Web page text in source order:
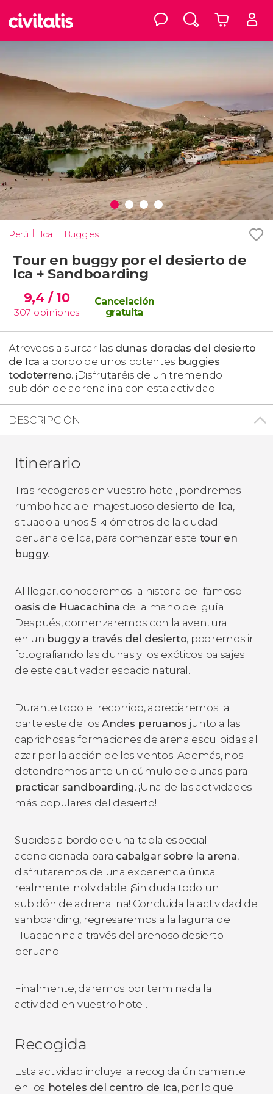
Perú Ica Buggies
Tour en buggy por el desierto de
Ica + Sandboarding
9,4 / 10
307 opiniones
Cancelación
gratuita
Atreveos a surcar las dunas doradas del desierto
de Ica a bordo de unos potentes buggies
todoterreno. ¡Disfrutaréis de un tremendo
subidón de adrenalina con esta actividad!
DESCRIPCIÓN
Itinerario
Tras recogeros en vuestro hotel, pondremos
rumbo hacia el majestuoso desierto de Ica,
situado a unos 5 kilómetros de la ciudad
peruana de Ica, para comenzar este tour en
buggy.
Al llegar, conoceremos la historia del famoso
oasis de Huacachina de la mano del guía.
Después, comenzaremos con la aventura
en un buggy a través del desierto, podremos ir
fotografiando las dunas y los exóticos paisajes
de este cautivador espacio natural.
Durante todo el recorrido, apreciaremos la
parte este de losAndes peruanos junto a las
caprichosas formaciones de arena esculpidas al
azar por la acción de los vientos. Además, nos
detendremos ante un cúmulo de dunas para
practicar sandboarding. ¡Una de las actividades
más populares del desierto!
Subidos a bordo de una tabla especial
acondicionada para cabalgar sobre la arena,
disfrutaremos de una experiencia única
realmente inolvidable. ¡Sin duda todo un
subidón de adrenalina! Concluida la actividad de
sanboarding, regresaremos a la laguna de
Huacachina a través del arenoso desierto
peruano.
Finalmente, daremos por terminada la
actividad en vuestro hotel.
Recogida
Esta actividad incluye la recogida únicamente
en los hoteles del centro de Ica, por lo que